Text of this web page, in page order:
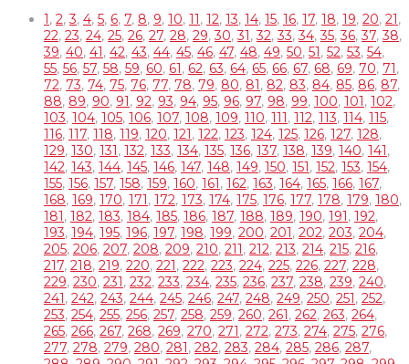
1, 2,3, 4, 5, 6, 7, 8, 9, 10, 11, 12, 13, 14, 15, 16, 17, 18, 19, 20, 21,
22, 23, 24, 25, 26, 27, 28, 29,30,31,32,33,34,35,36,37,38,
39, 40, 41, 42, 43, 44, 45, 46, 47, 48, 49, 50, 51, 52, 53, 54,
55, 56, 57, 58, 59, 60, 61, 62, 63, 64, 65, 66, 67, 68, 69, 70, 71,
72, 73, 74, 75, 76, 77, 78, 79, 80, 81, 82, 83, 84, 85, 86, 87,
88, 89, 90, 91, 92, 93, 94, 95, 96, 97, 98, 99, 100, 101, 102,
103, 104, 105, 106, 107, 108, 109, 110, 111, 112, 113, 114, 115,
116, 117, 118, 119, 120, 121, 122, 123, 124, 125, 126, 127, 128,
129, 130, 131, 132, 133, 134, 135, 136, 137, 138, 139, 140, 141,
142, 143, 144, 145, 146, 147, 148, 149, 150, 151, 152, 153, 154,
155, 156, 157, 158, 159, 160, 161, 162, 163, 164, 165, 166, 167,
168, 169, 170, 171, 172, 173, 174, 175, 176, 177, 178, 179, 180,
181, 182, 183, 184, 185, 186, 187, 188, 189, 190, 191, 192,
193, 194, 195, 196, 197, 198, 199, 200, 201, 202, 203, 204,
205, 206, 207, 208, 209, 210, 211, 212, 213, 214, 215, 216,
217, 218, 219, 220, 221, 222, 223, 224, 225, 226, 227, 228,
229, 230, 231, 232, 233, 234, 235, 236, 237, 238, 239, 240,
241, 242, 243, 244, 245, 246, 247, 248, 249, 250, 251, 252,
253, 254, 255, 256, 257, 258, 259, 260, 261, 262, 263, 264,
265, 266, 267, 268, 269, 270, 271, 272, 273, 274, 275, 276,
277, 278, 279, 280, 281, 282, 283, 284, 285, 286, 287,